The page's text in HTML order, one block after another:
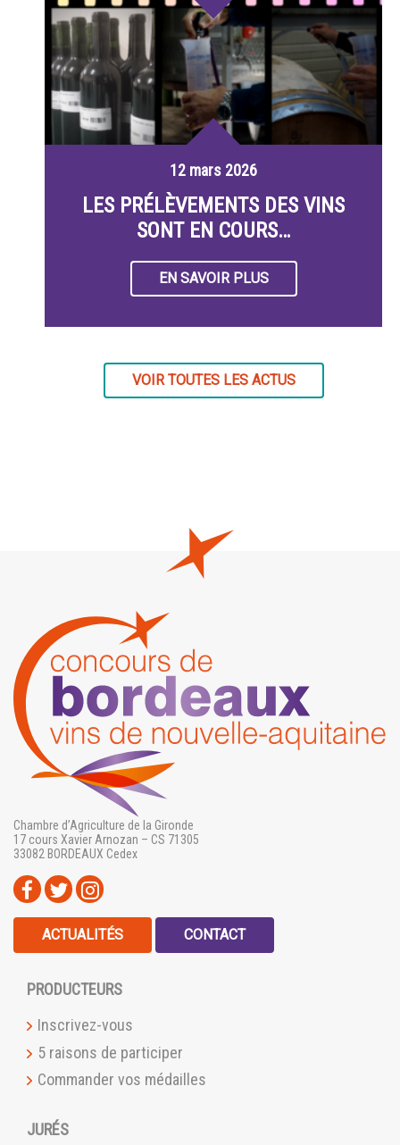
12 mars 2026
LES PRÉLÈVEMENTS DES VINS
SONT EN COURS…
EN SAVOIR PLUS
VOIR TOUTES LES ACTUS
Chambre d’Agriculture de la Gironde
17 cours Xavier Arnozan – CS 71305
33082 BORDEAUX Cedex
ACTUALITÉS CONTACT
PRODUCTEURS
Inscrivez-vous
5 raisons de participer
Commander vos médailles
JURÉS